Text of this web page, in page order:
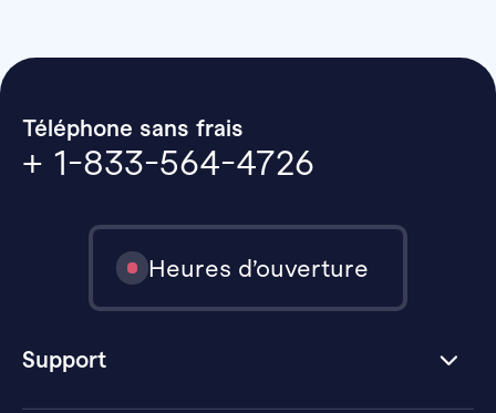
Téléphone sans frais
+ 1-833-564-4726
Heures d’ouverture
Support